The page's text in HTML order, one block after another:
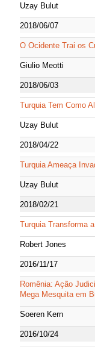
Uzay Bulut
2018/06/07
O Ocidente Trai os
Giulio Meotti
2018/06/03
Turquia Tem Como
Uzay Bulut
2018/04/22
Turquia Ameaça
Uzay Bulut
2018/02/21
Turquia Transforma
Robert Jones
2016/11/17
Romênia: Ação
Mega Mesquita em
Soeren Kern
2016/10/24